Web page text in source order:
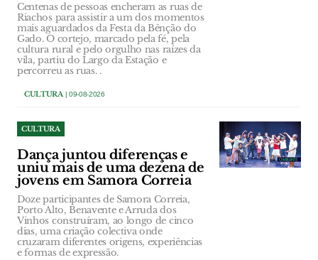
Centenas de pessoas encheram as ruas de
Riachos para assistir a um dos momentos
mais aguardados da Festa da Bênção do
Gado. O cortejo, marcado pela fé, pela
cultura rural e pelo orgulho nas raízes da
vila, partiu do Largo da Estação e
percorreu as ruas. .
CULTURA| 09-08-2026
CULTURA
Dança juntou diferenças e
uniu mais de uma dezena de
jovens em Samora Correia
Doze participantes de Samora Correia,
Porto Alto, Benavente e Arruda dos
Vinhos construíram, ao longo de cinco
dias, uma criação colectiva onde
cruzaram diferentes origens, experiências
e formas de expressão.